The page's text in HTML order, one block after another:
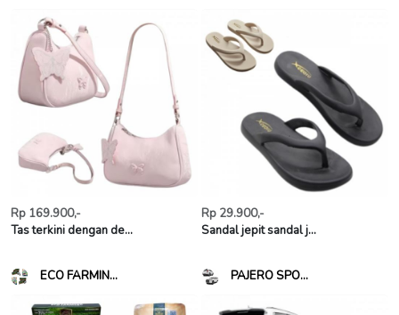
Rp 169.900,-
Tas terkini dengan de...
Rp 29.900,-
Sandal jepit sandal j...
ECO FARMIN... PAJERO SPO...